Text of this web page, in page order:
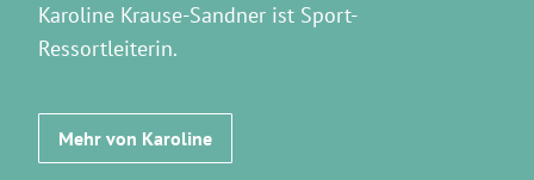
Karoline Krause-Sandner ist Sport-
Ressortleiterin.
Mehr von Karoline